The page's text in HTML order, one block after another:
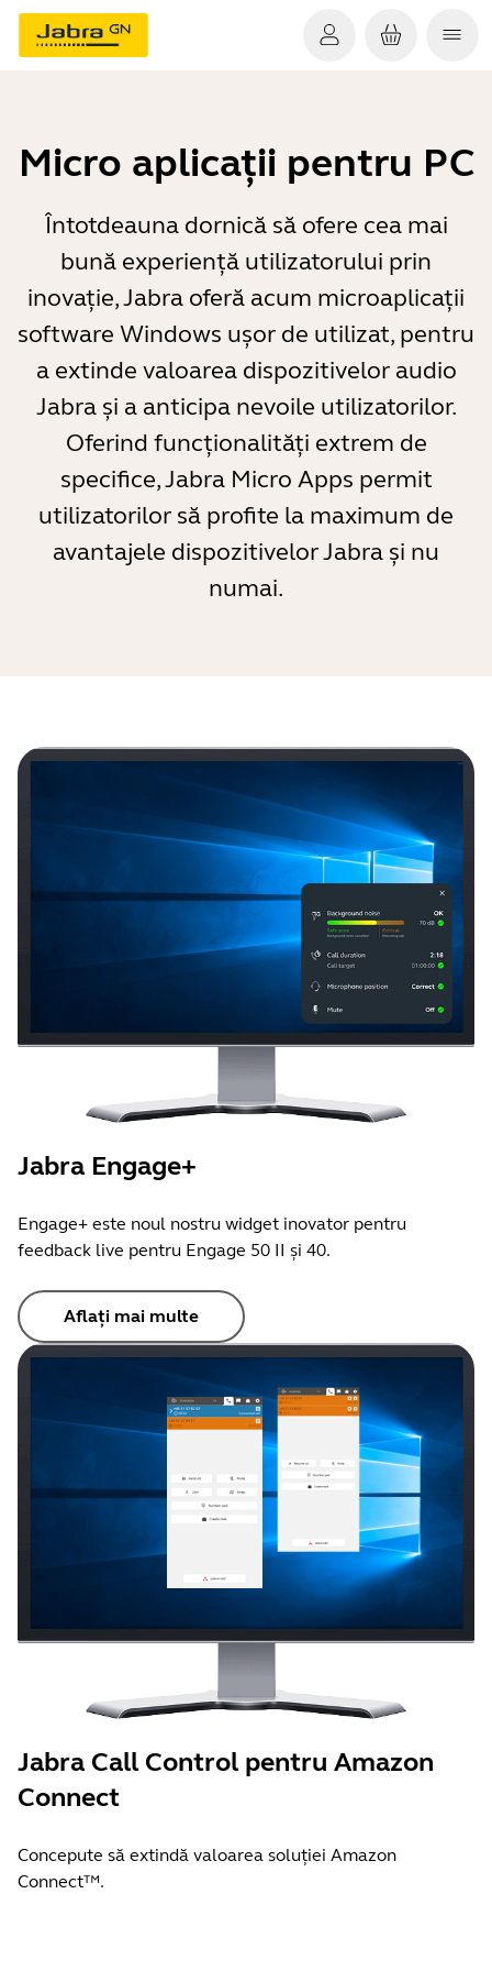
Micro aplicații pentru PC
Întotdeauna dornică să ofere cea mai
bună experiență utilizatorului prin
inovație, Jabra oferă acum microaplicații
software Windows ușor de utilizat, pentru
a extinde valoarea dispozitivelor audio
Jabra și a anticipa nevoile utilizatorilor.
Oferind funcționalități extrem de
specifice, Jabra Micro Apps permit
utilizatorilor să profite la maximum de
avantajele dispozitivelor Jabra și nu
numai.
Jabra Engage+
Engage+ este noul nostru widget inovator pentru
feedback live pentru Engage 50 II și 40.
Aflați mai multe
Jabra Call Control pentru Amazon
Connect
Concepute să extindă valoarea soluției Amazon
Connect™.